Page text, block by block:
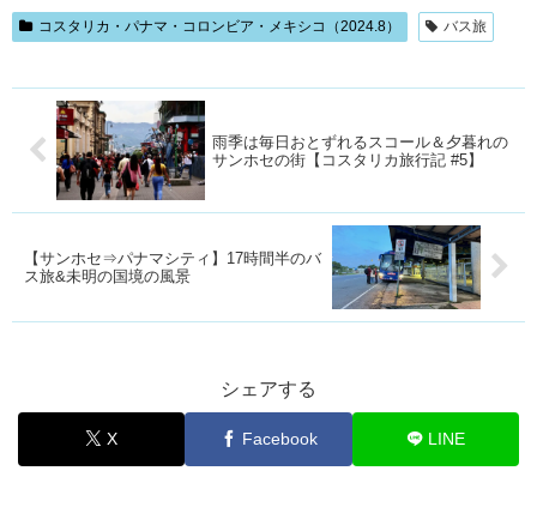
コスタリカ・パナマ・コロンビア・メキシコ（2024.8） バス旅
雨季は毎日おとずれるスコール＆夕暮れの
サンホセの街【コスタリカ旅行記 #5】
【サンホセ⇒パナマシティ】17時間半のバ
ス旅&未明の国境の風景
シェアする
X Facebook LINE